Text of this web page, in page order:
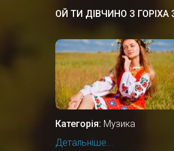
ОЙ ТИ ДІВЧИНО З ГОРІХА
Категорія: Музика
Детальніше...